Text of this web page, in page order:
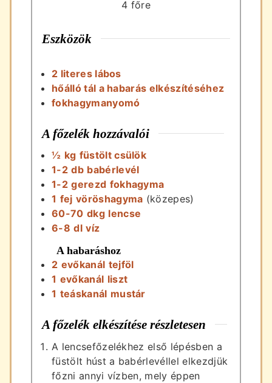
4 főre
Eszközök
2 literes lábos
hőálló tál a habarás elkészítéséhez
fokhagymanyomó
A főzelék hozzávalói
½ kg füstölt csülök
1-2 db babérlevél
1-2 gerezd fokhagyma
1 fej vöröshagyma (közepes)
60-70 dkg lencse
6-8 dl víz
A habaráshoz
2 evőkanál tejföl
1 evőkanál liszt
1 teáskanál mustár
A főzelék elkészítése részletesen
A lencsefőzelékhez első lépésben a
füstölt húst a babérlevéllel elkezdjük
főzni annyi vízben, mely éppen